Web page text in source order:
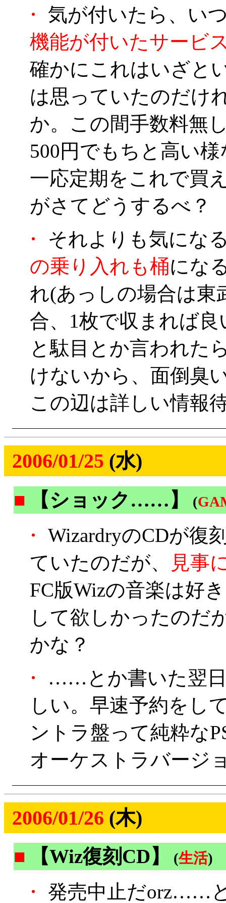
・
気が付いたら、い
機能が付いたサービ
確かにこれはいざと
は思っていたのだけ
か。この間手数料無
500円でもちと高い
一応定期をこれで買
がさてどうするべ？
・
それよりも気にな
の乗り入れも桶にな
れ(あっしの場合は
合、1枚で収まれば
と駄目とか言われた
けないから、面倒臭
この辺は詳しい情
2006/01/25 (水)
■ 【ショック……】 (
・
WizardryのCDが復
ていたのだが、
見事
FC版Wizの音楽は好
して欲しかったの
かな？
・
……とか書いた翌日
しい。早速予約をし
ントラ盤って純粋な
オーケストラバージ
2006/01/26 (木)
■ 【Wiz復刻CD】 (生活)
・
発売中止だorz……